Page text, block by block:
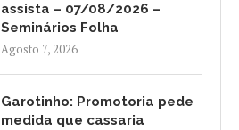
assista – 07/08/2026 –
Seminários Folha
Agosto 7, 2026
Garotinho: Promotoria pede
medida que cassaria